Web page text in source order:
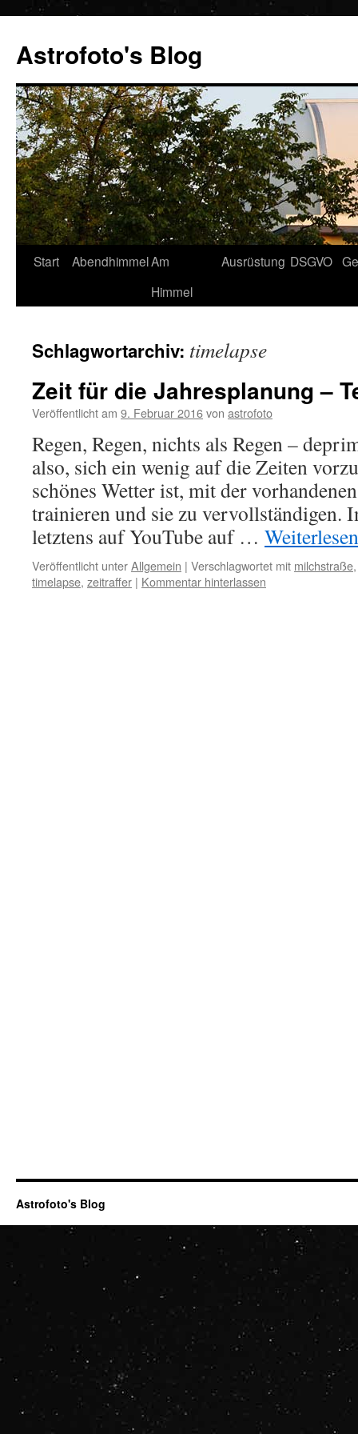
springen
Astrofoto's Blog
Start AbendhimmelAm
Himmel
Ausrüstung DSGVO
Schlagwortarchiv: timelapse
Zeit für die Jahresplanung –
Veröffentlicht am 9. Februar 2016von astrofoto
Regen, Regen, nichts als Regen –
also, sich ein wenig auf die Zeiten
schönes Wetter ist, mit der
trainieren und sie zu vervollständigen.
letztens auf YouTube auf …
Veröffentlicht unterAllgemein | Verschlagwortet mit milchstraße
timelapse, zeitraffer | Kommentar hinterlassen
Astrofoto's Blog